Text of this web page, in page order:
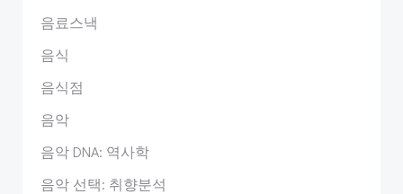
음료스낵
음식
음식점
음악
음악 DNA: 역사학
음악 선택: 취향분석